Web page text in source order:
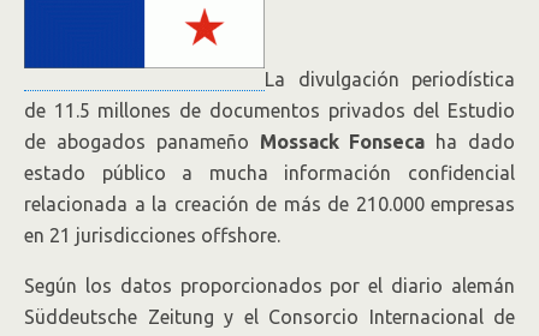
La divulgación periodística
de 11.5 millones de documentos privados del Estudio
de abogados panameño Mossack Fonseca ha dado
estado público a mucha información confidencial
relacionada a la creación de más de 210.000 empresas
en 21 jurisdicciones offshore.
Según los datos proporcionados por el diario alemán
Süddeutsche Zeitung y el Consorcio Internacional de